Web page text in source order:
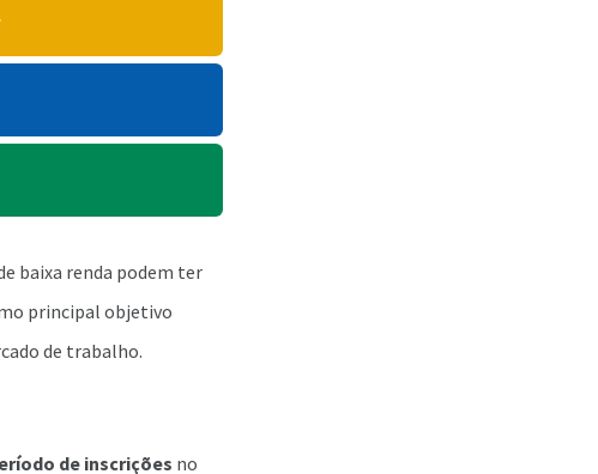
baixa renda podem ter
principal objetivo
de trabalho.
de inscrições no